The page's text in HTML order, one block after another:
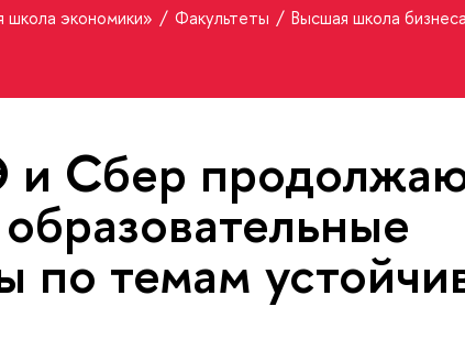
школа экономики» Факультеты Высшая школа
Сбер
по темам